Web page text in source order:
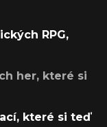
RPG,
her, které si
které si teď